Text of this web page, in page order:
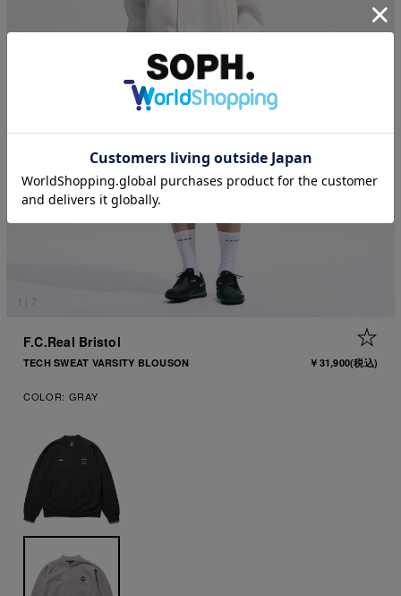
1 | 7
F.C.Real Bristol
TECH SWEAT VARSITY BLOUSON ￥31,900(税込)
COLOR: GRAY